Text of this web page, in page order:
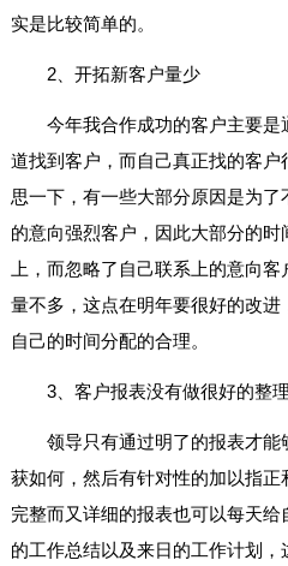
实是比较简单的。
2、开拓新客户量少
今年我合作成功的客户主要
道找到客户，而自己真正找的客
思一下，有一些大部分原因是为
的意向强烈客户，因此大部分的
上，而忽略了自己联系上的意向
量不多，这点在明年要很好的改
自己的时间分配的合理。
3、客户报表没有做很好的整理
领导只有通过明了的报表才
获如何，然后有针对性的加以指
完整而又详细的报表也可以每天
的工作总结以及来日的工作计划